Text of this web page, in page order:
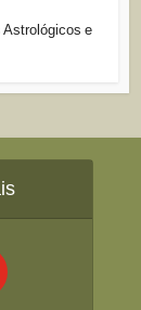
Astrológicos e